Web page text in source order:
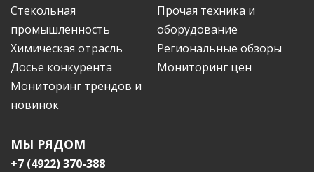
Стекольная
промышленность
Прочая техника и
оборудование
Химическая отрасль
Региональные обзоры
Досье конкурента
Мониторинг цен
Мониторинг трендов и
новинок
МЫ РЯДОМ
+7 (4922) 370-388